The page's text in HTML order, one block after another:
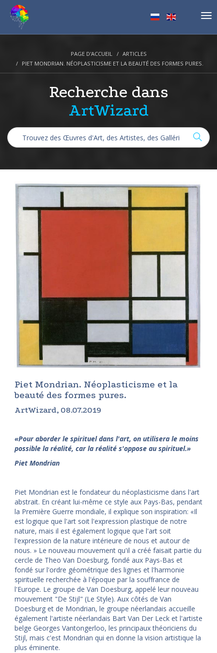
PAGE D'ACCUEIL
ARTICLES
PIET MONDRIAN. NÉOPLASTICISME ET LA BEAUTÉ DES FORMES PURES.
Recherche dans
ArtWizard
Piet Mondrian. Néoplasticisme et la
beauté des formes pures.
ArtWizard, 08.07.2019
«Pour aborder le spirituel dans l'art, on utilisera le moins
possible la réalité, car la réalité s'oppose au spirituel.»
Piet Mondrian
Piet Mondrian est le fondateur du néoplasticisme dans l'art
abstrait. En créant lui-même ce style aux Pays-Bas, pendant
la Première Guerre mondiale, il explique son inspiration: «Il
est logique que l'art soit l'expression plastique de notre
nature, mais il est également logique que l'art soit
l'expression de la nature intérieure de nous et autour de
nous. » Le nouveau mouvement qu'il a créé faisait partie du
cercle de Theo Van Doesburg, fondé aux Pays-Bas et
fondé sur l'ordre géométrique des lignes et l'harmonie
spirituelle recherchée à l'époque par la souffrance de
l'Europe. Le groupe de Van Doesburg, appelé leur nouveau
mouvement "De Stijl" (Le Style). Aux côtés de Van
Doesburg et de Mondrian, le groupe néerlandais accueille
également l'artiste néerlandais Bart Van Der Leck et l'artiste
belge Georges Vantongerloo, les principaux théoriciens du
Stijl, mais c'est Mondrian qui en donne la vision artistique la
plus éminente.